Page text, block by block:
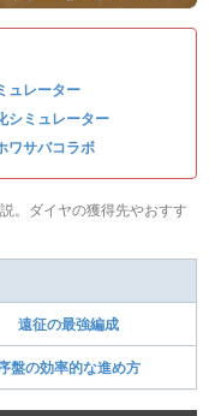
ュレーター
シミュレーター
ワサバコラボ
。ダイヤの獲得先やおすす
遠征の最強編成
盤の効率的な進め方